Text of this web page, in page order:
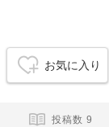
お気に入り
投稿数 9